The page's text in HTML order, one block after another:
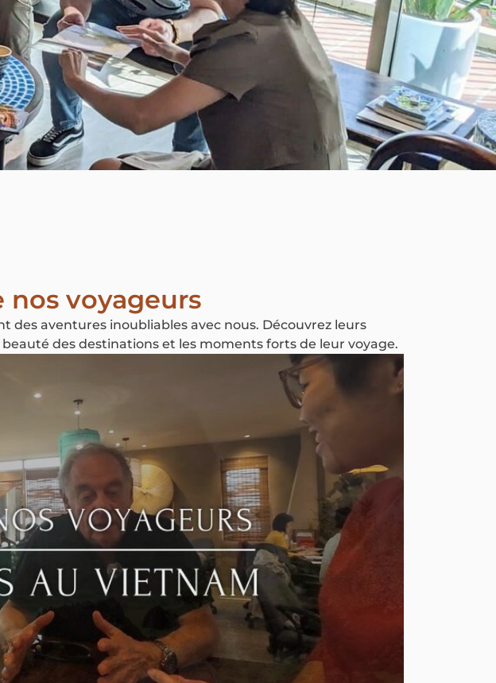
nos voyageurs
des aventures inoubliables avec nous. Découvrez leurs
des destinations et les moments forts de leur voyage.